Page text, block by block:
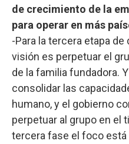
de crecimiento de la
para operar en más
-Para la tercera etapa
visión es perpetuar el
de la familia fundadora.
consolidar las
humano, y el gobierno
perpetuar al grupo en el
tercera fase el foco está